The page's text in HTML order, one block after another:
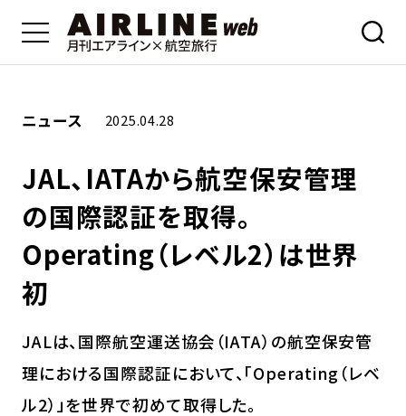
ニュース 2025.04.28
JAL、IATAから航空保安管理
の国際認証を取得。
Operating（レベル2）は世界
初
JALは、国際航空運送協会（IATA）の航空保安管
理における国際認証において、「Operating（レベ
ル2）」を世界で初めて取得した。